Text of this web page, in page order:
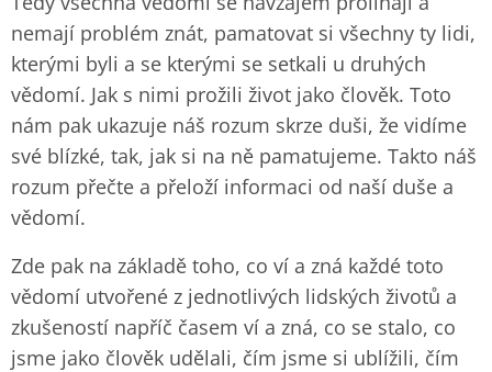
nemají problém znát, pamatovat si všechny ty lidi,
kterými byli a se kterými se setkali u druhých
vědomí. Jak s nimi prožili život jako člověk. Toto
nám pak ukazuje náš rozum skrze duši, že vidíme
své blízké, tak, jak si na ně pamatujeme. Takto náš
rozum přečte a přeloží informaci od naší duše a
vědomí.
Zde pak na základě toho, co ví a zná každé toto
vědomí utvořené z jednotlivých lidských životů a
zkušeností napříč časem ví a zná, co se stalo, co
jsme jako člověk udělali, čím jsme si ublížili, čím